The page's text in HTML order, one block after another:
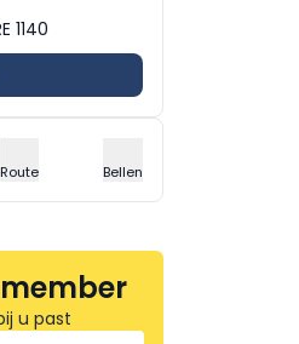
1140
Route Bellen
u past